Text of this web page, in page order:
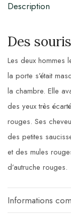
Description
Des
Les deux hommes
la porte s’était
la chambre. Elle
des yeux très
rouges. Ses
des petites
et des mules
d’autruche rouges.
Informations